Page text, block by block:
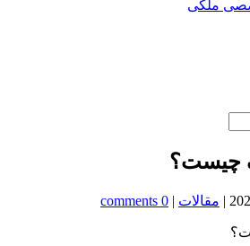
ملکی
چیست؟
| مقالات |
0 comments